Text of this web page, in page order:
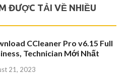
ĐƯỢC TẢI VỀ NHIỀU
CCleaner Pro v6.15 Full
Technician Mới Nhất
21, 2023